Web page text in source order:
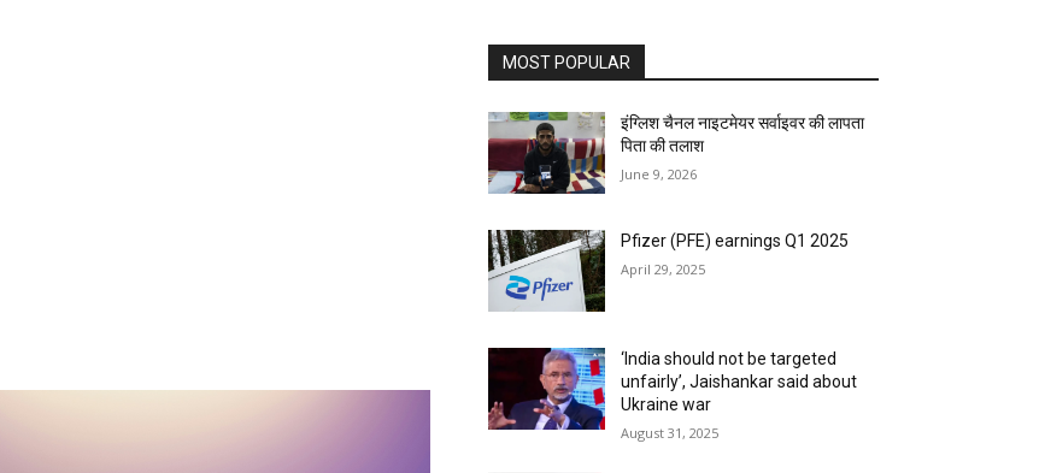
MOST POPULAR
इंग्लिश चैनल नाइटमेयर सर्वाइवर की लापता
पिता की तलाश
June 9, 2026
Pfizer (PFE) earnings Q1 2025
April 29, 2025
‘India should not be targeted
unfairly’, Jaishankar said about
Ukraine war
August 31, 2025